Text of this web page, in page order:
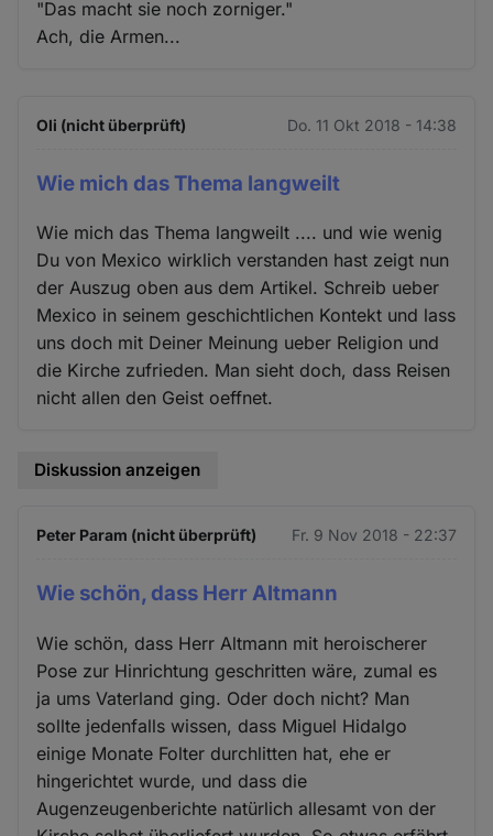
"Das macht sie noch zorniger."
Ach, die Armen...
Oli (nicht überprüft) Do. 11 Okt 2018 - 14:38
Wie mich das Thema langweilt
Wie mich das Thema langweilt .... und wie wenig
Du von Mexico wirklich verstanden hast zeigt nun
der Auszug oben aus dem Artikel. Schreib ueber
Mexico in seinem geschichtlichen Kontekt und lass
uns doch mit Deiner Meinung ueber Religion und
die Kirche zufrieden. Man sieht doch, dass Reisen
nicht allen den Geist oeffnet.
Diskussion anzeigen
Peter Param (nicht überprüft) Fr. 9 Nov 2018 - 22:37
Wie schön, dass Herr Altmann
Wie schön, dass Herr Altmann mit heroischerer
Pose zur Hinrichtung geschritten wäre, zumal es
ja ums Vaterland ging. Oder doch nicht? Man
sollte jedenfalls wissen, dass Miguel Hidalgo
einige Monate Folter durchlitten hat, ehe er
hingerichtet wurde, und dass die
Augenzeugenberichte natürlich allesamt von der